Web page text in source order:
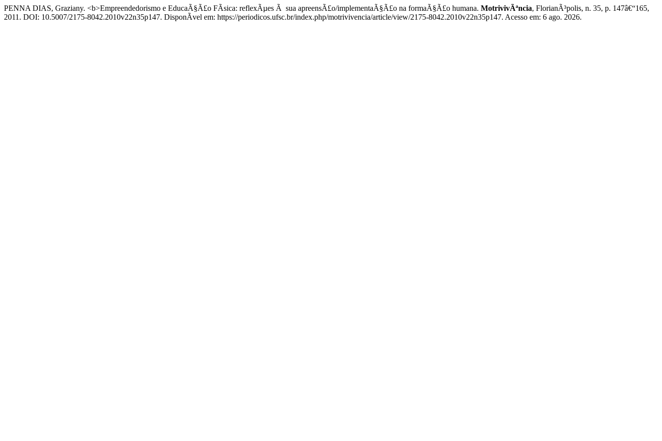
PENNA DIAS, Graziany. <b>Empreendedorismo e EducaÃ§Ã£o FÃ­sica: reflexÃµes Ã sua apreensÃ£o/implementaÃ§Ã£o na formaÃ§Ã£o humana. MotrivivÃªncia, FlorianÃ³polis, n. 35, p. 147â€“165,
2011. DOI: 10.5007/2175-8042.2010v22n35p147. DisponÃ­vel em: https://periodicos.ufsc.br/index.php/motrivivencia/article/view/2175-8042.2010v22n35p147. Acesso em: 6 ago. 2026.